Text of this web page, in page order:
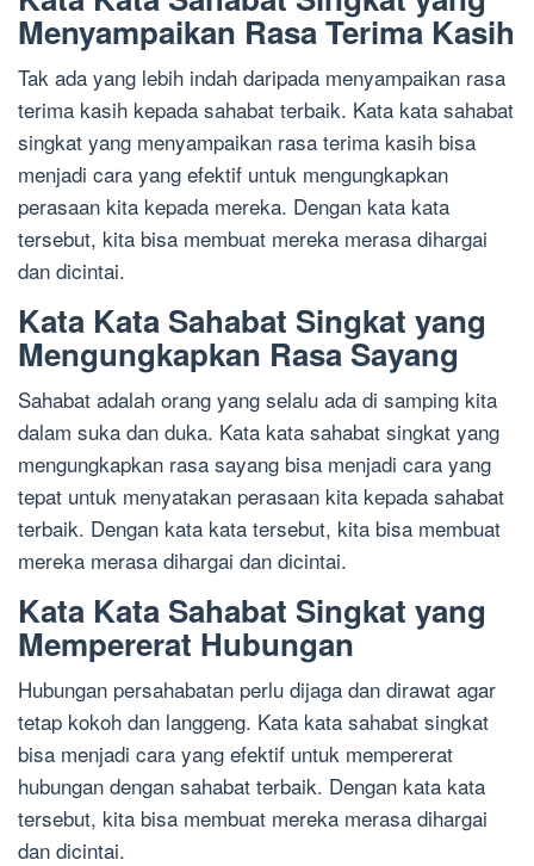
Menyampaikan Rasa Terima Kasih
Tak ada yang lebih indah daripada menyampaikan rasa
terima kasih kepada sahabat terbaik. Kata kata sahabat
singkat yang menyampaikan rasa terima kasih bisa
menjadi cara yang efektif untuk mengungkapkan
perasaan kita kepada mereka. Dengan kata kata
tersebut, kita bisa membuat mereka merasa dihargai
dan dicintai.
Kata Kata Sahabat Singkat yang
Mengungkapkan Rasa Sayang
Sahabat adalah orang yang selalu ada di samping kita
dalam suka dan duka. Kata kata sahabat singkat yang
mengungkapkan rasa sayang bisa menjadi cara yang
tepat untuk menyatakan perasaan kita kepada sahabat
terbaik. Dengan kata kata tersebut, kita bisa membuat
mereka merasa dihargai dan dicintai.
Kata Kata Sahabat Singkat yang
Mempererat Hubungan
Hubungan persahabatan perlu dijaga dan dirawat agar
tetap kokoh dan langgeng. Kata kata sahabat singkat
bisa menjadi cara yang efektif untuk mempererat
hubungan dengan sahabat terbaik. Dengan kata kata
tersebut, kita bisa membuat mereka merasa dihargai
dan dicintai.